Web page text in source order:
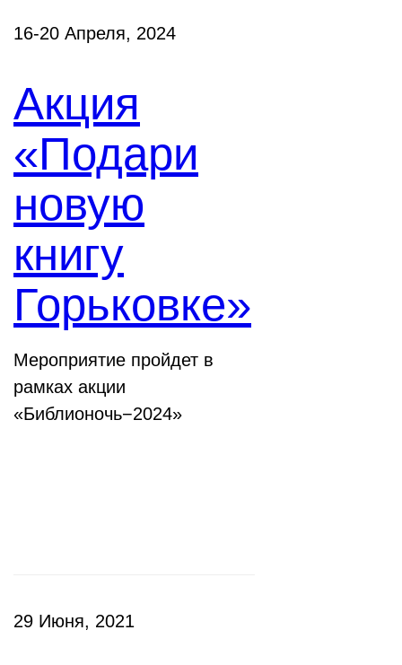
16-20 Апреля, 2024
Акция
«Подари
новую
книгу
Горьковке»
Мероприятие пройдет в
рамках акции
«Библионочь−2024»
29 Июня, 2021